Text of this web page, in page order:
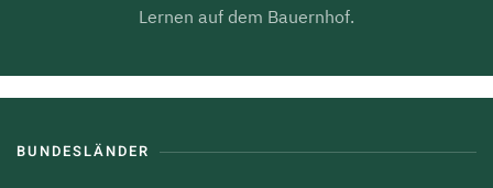
Lernen auf dem Bauernhof.
BUNDESLÄNDER